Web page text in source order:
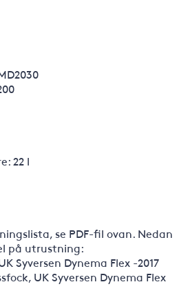
22 l
se PDF-fil ovan. Nedan
på utrustning:
Syversen Dynema Flex -2017
UK Syversen Dynema Flex